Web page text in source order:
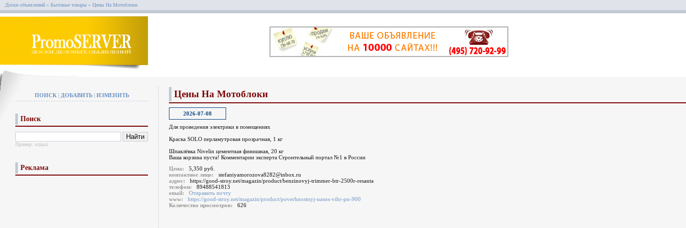
Доски объявлений » Бытовые товары » Цены На Мотоблоки
ПОИСК| ДОБАВИТЬ| ИЗМЕНИТЬ
Поиск
Пример: отдых
Реклама
Цены На Мотоблоки
2026-07-08
Для проведения электрики в помещениях
Краска SOLO перламутровая прозрачная, 1 кг
Шпаклёвка Nivelin цементная финишная, 20 кг
Ваша корзина пуста! Комментарии эксперта Строительный портал №1 в России
Цена:
5,350 руб.
контактное лицо:
stefaniyamorozova8282@inbox.ru
адрес:
https://good-stroy.net/magazin/product/benzinovyj-trimmer-btr-2500r-resanta
телефон:
89488541813
email:
Отправить почту
www:
https://good-stroy.net/magazin/product/poverhnostnyj-nasos-vihr-pn-900
Количество просмотров:
626